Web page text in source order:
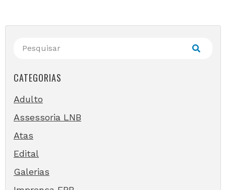
CATEGORIAS
Adulto
Assessoria LNB
Atas
Edital
Galerias